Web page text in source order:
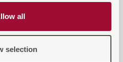
all
selection